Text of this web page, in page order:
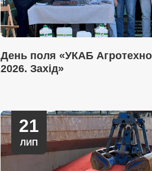
День поля «УКАБ
2026. Захід»
21
ЛИП